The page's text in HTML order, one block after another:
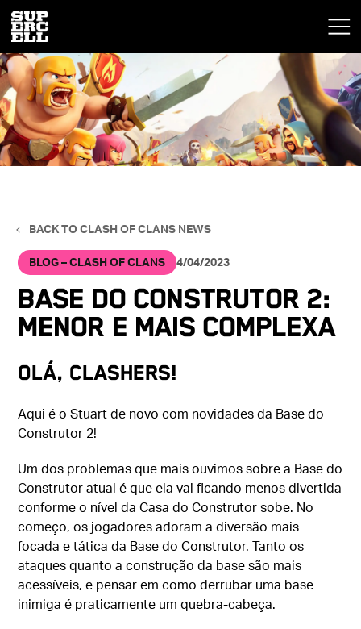
BACK TO CLASH OF CLANS NEWS
BLOG – CLASH OF CLANS 4/04/2023
Base do Construtor 2:
Menor e Mais Complexa
Olá, Clashers!
Aqui é o Stuart de novo com novidades da Base do
Construtor 2!
Um dos problemas que mais ouvimos sobre a Base do
Construtor atual é que ela vai ficando menos divertida
conforme o nível da Casa do Construtor sobe. No
começo, os jogadores adoram a diversão mais
focada e tática da Base do Construtor. Tanto os
ataques quanto a construção da base são mais
acessíveis, e pensar em como derrubar uma base
inimiga é praticamente um quebra-cabeça.